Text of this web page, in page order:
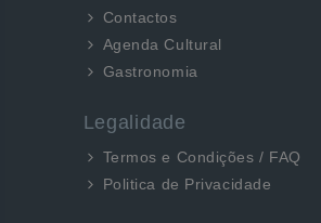
Contactos
Agenda Cultural
Gastronomia
Legalidade
Termos e Condições / FAQ
Politica de Privacidade